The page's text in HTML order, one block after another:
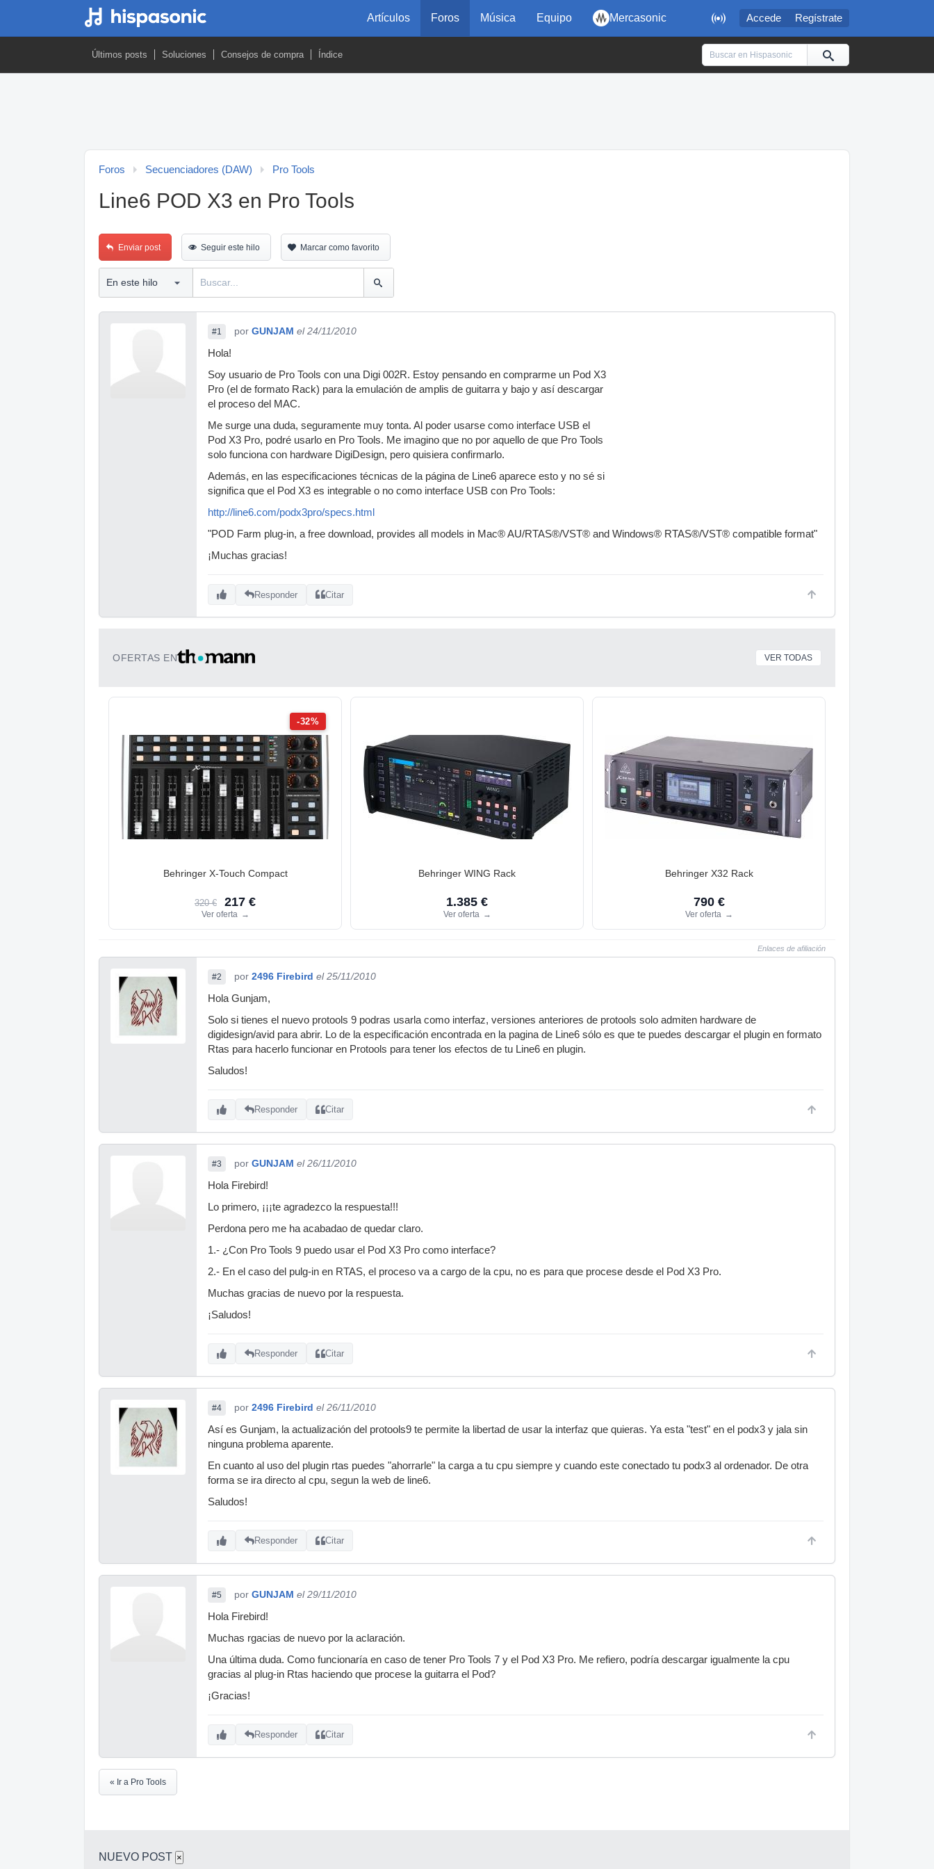
 Accede Regístrate
Artículos Foros Música Equipo Mercasonic
Últimos posts Soluciones Consejos de compra Índice
Foros Secuenciadores (DAW) Pro Tools
Line6 POD X3 en Pro Tools
Enviar post Seguir este hilo Marcar como favorito
#1 por GUNJAM el 24/11/2010
Hola!
Soy usuario de Pro Tools con una Digi 002R. Estoy pensando en comprarme un Pod X3
Pro (el de formato Rack) para la emulación de amplis de guitarra y bajo y así descargar
el proceso del MAC.
Me surge una duda, seguramente muy tonta. Al poder usarse como interface USB el
Pod X3 Pro, podré usarlo en Pro Tools. Me imagino que no por aquello de que Pro Tools
solo funciona con hardware DigiDesign, pero quisiera confirmarlo.
Además, en las especificaciones técnicas de la página de Line6 aparece esto y no sé si
significa que el Pod X3 es integrable o no como interface USB con Pro Tools:
http://line6.com/podx3pro/specs.html
"POD Farm plug-in, a free download, provides all models in Mac® AU/RTAS®/VST® and Windows® RTAS®/VST® compatible format"
¡Muchas gracias!
Responder Citar
OFERTAS EN VER TODAS
-32%
Behringer X-Touch Compact
320 € 217 €
Ver oferta →
Behringer WING Rack
1.385 €
Ver oferta →
Behringer X32 Rack
790 €
Ver oferta →
Enlaces de afiliación
#2 por 2496 Firebird el 25/11/2010
Hola Gunjam,
Solo si tienes el nuevo protools 9 podras usarla como interfaz, versiones anteriores de protools solo admiten hardware de
digidesign/avid para abrir. Lo de la especificación encontrada en la pagina de Line6 sólo es que te puedes descargar el plugin en formato
Rtas para hacerlo funcionar en Protools para tener los efectos de tu Line6 en plugin.
Saludos!
Responder Citar
#3 por GUNJAM el 26/11/2010
Hola Firebird!
Lo primero, ¡¡¡te agradezco la respuesta!!!
Perdona pero me ha acabadao de quedar claro.
1.- ¿Con Pro Tools 9 puedo usar el Pod X3 Pro como interface?
2.- En el caso del pulg-in en RTAS, el proceso va a cargo de la cpu, no es para que procese desde el Pod X3 Pro.
Muchas gracias de nuevo por la respuesta.
¡Saludos!
Responder Citar
#4 por 2496 Firebird el 26/11/2010
Así es Gunjam, la actualización del protools9 te permite la libertad de usar la interfaz que quieras. Ya esta "test" en el podx3 y jala sin
ninguna problema aparente.
En cuanto al uso del plugin rtas puedes "ahorrarle" la carga a tu cpu siempre y cuando este conectado tu podx3 al ordenador. De otra
forma se ira directo al cpu, segun la web de line6.
Saludos!
Responder Citar
#5 por GUNJAM el 29/11/2010
Hola Firebird!
Muchas rgacias de nuevo por la aclaración.
Una última duda. Como funcionaría en caso de tener Pro Tools 7 y el Pod X3 Pro. Me refiero, podría descargar igualmente la cpu
gracias al plug-in Rtas haciendo que procese la guitarra el Pod?
¡Gracias!
Responder Citar
« Ir a Pro Tools
NUEVO POST ×